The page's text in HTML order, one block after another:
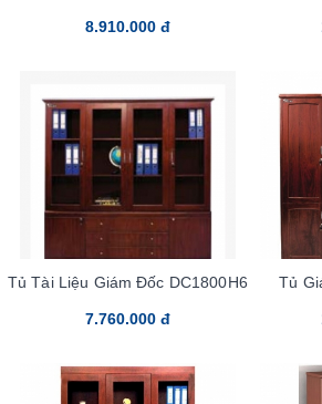
8.910.000 đ
Tủ Tài Liệu Giám Đốc DC1800H6
7.760.000 đ
Tủ